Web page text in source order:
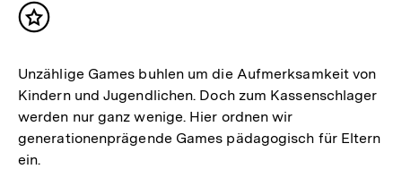
Inhalt
Unzählige Games buhlen um die Aufmerksamkeit von
Kindern und Jugendlichen. Doch zum Kassenschlager
werden nur ganz wenige. Hier ordnen wir
generationenprägende Games pädagogisch für Eltern
ein.